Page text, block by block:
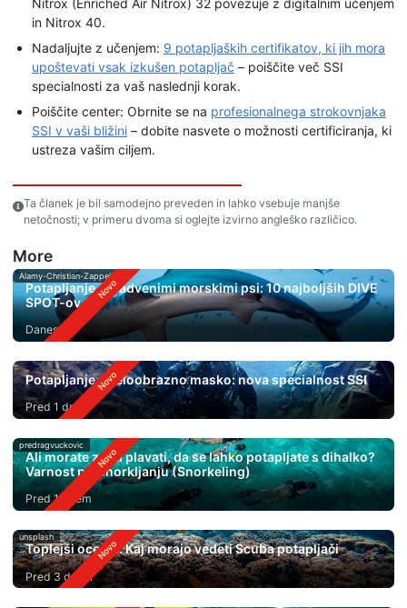
in Nitrox 40.
Nadaljujte z učenjem: 9 potapljaških certifikatov, ki jih mora
upoštevati vsak izkušen potapljač – poiščite več SSI
specialnosti za vaš naslednji korak.
Poiščite center: Obrnite se na profesionalnega strokovnjaka
SSI v vaši bližini – dobite nasvete o možnosti certificiranja, ki
ustreza vašim ciljem.
Ta članek je bil samodejno preveden in lahko vsebuje manjše
netočnosti; v primeru dvoma si oglejte izvirno angleško različico.
More
Alamy-Christian-Zappel
Potapljanje s kladvenimi morskimi psi: 10 najboljših DIVE
SPOT-ov
Danes
Potapljanje s celoobrazno masko: nova specialnost SSI
Pred 1 dnem
predragvuckovic
Ali morate znati plavati, da se lahko potapljate s dihalko?
Varnost pri Snorkljanju (Snorkeling)
Pred 1 dnem
unsplash
Toplejši oceani: Kaj morajo vedeti Scuba potapljači
Pred 3 dnevi